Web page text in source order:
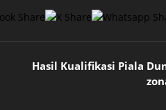
Hasil Kualifikasi Piala